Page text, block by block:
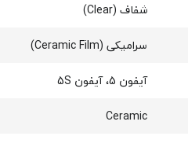
شفاف (Clear)
سرامیکی (Ceramic Film)
آیفون 5، آیفون 5S
Ceramic